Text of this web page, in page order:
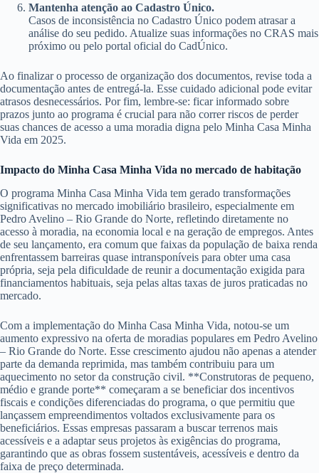
Mantenha atenção ao Cadastro Único.
Casos de inconsistência no Cadastro Único podem atrasar a
análise do seu pedido. Atualize suas informações no CRAS mais
próximo ou pelo portal oficial do CadÚnico.
Ao finalizar o processo de organização dos documentos, revise toda a
documentação antes de entregá-la. Esse cuidado adicional pode evitar
atrasos desnecessários. Por fim, lembre-se: ficar informado sobre
prazos junto ao programa é crucial para não correr riscos de perder
suas chances de acesso a uma moradia digna pelo Minha Casa Minha
Vida em 2025.
Impacto do Minha Casa Minha Vida no mercado de habitação
O programa Minha Casa Minha Vida tem gerado transformações
significativas no mercado imobiliário brasileiro, especialmente em
Pedro Avelino – Rio Grande do Norte, refletindo diretamente no
acesso à moradia, na economia local e na geração de empregos. Antes
de seu lançamento, era comum que faixas da população de baixa renda
enfrentassem barreiras quase intransponíveis para obter uma casa
própria, seja pela dificuldade de reunir a documentação exigida para
financiamentos habituais, seja pelas altas taxas de juros praticadas no
mercado.
Com a implementação do Minha Casa Minha Vida, notou-se um
aumento expressivo na oferta de moradias populares em Pedro Avelino
– Rio Grande do Norte. Esse crescimento ajudou não apenas a atender
parte da demanda reprimida, mas também contribuiu para um
aquecimento no setor da construção civil. **Construtoras de pequeno,
médio e grande porte** começaram a se beneficiar dos incentivos
fiscais e condições diferenciadas do programa, o que permitiu que
lançassem empreendimentos voltados exclusivamente para os
beneficiários. Essas empresas passaram a buscar terrenos mais
acessíveis e a adaptar seus projetos às exigências do programa,
garantindo que as obras fossem sustentáveis, acessíveis e dentro da
faixa de preço determinada.